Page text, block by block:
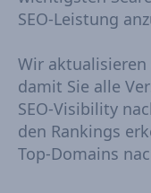
SEO-Leistung
Wir
damit Sie alle
SEO-Visibility
den Rankings
Top-Domains